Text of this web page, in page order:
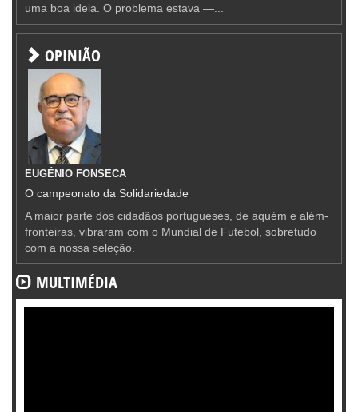
uma boa ideia. O problema estava —...
OPINIÃO
EUGÉNIO FONSECA
O campeonato da Solidariedade
A maior parte dos cidadãos portugueses, de aquém e além-
fronteiras, vibraram com o Mundial de Futebol, sobretudo
com a nossa seleção.
MULTIMÉDIA